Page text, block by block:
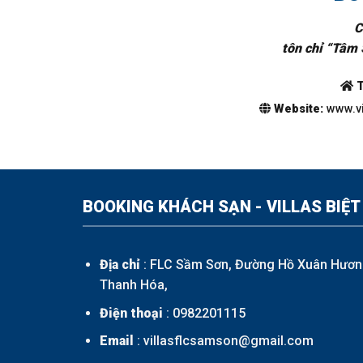
tôn chỉ “Tâm
Website:
BOOKING KHÁCH SẠN - VILLAS
Địa chỉ: FLC Sầm Sơn, Đường Hồ Xuân
Thanh Hóa,
Điện thoại : 0982201115
Email : villasflcsamson@gmail.com